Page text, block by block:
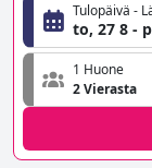
Tulopäivä -
to, 27 8 -
1 Huone
2 Vierasta